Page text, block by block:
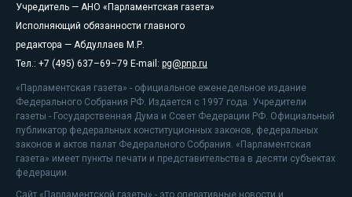
Учредитель — АНО «Парламентская газета»
Исполняющий обязанности главного
редактора — Абдуллаев М.Р.
Тел.: +7 (495) 637–69–79 E-mail: pg@pnp.ru
«Парламентская газета» - официальное еженедельное издание
Федерального Собрания РФ. Издается с 1997 года. Учредители
газеты - Государственная Дума и Совет Федерации РФ. Официальный
публикатор федеральных конституционных законов, федеральных
законов и актов палат Федерального Собрания. «Парламентская
газета» имеет пункты печати и представительства в десяти субъектах
федерации.
Сайт «Парламентской газеты» - это оперативные новости и